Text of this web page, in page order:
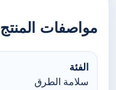
مواصفات المنتج
الفئة
سلامة الطرق